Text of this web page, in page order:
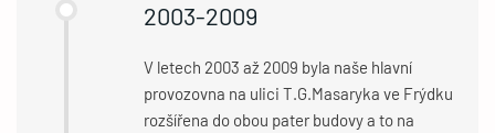
2003-2009
V letech 2003 až 2009 byla naše hlavní
provozovna na ulici T.G.Masaryka ve Frýdku
rozšířena do obou pater budovy a to na